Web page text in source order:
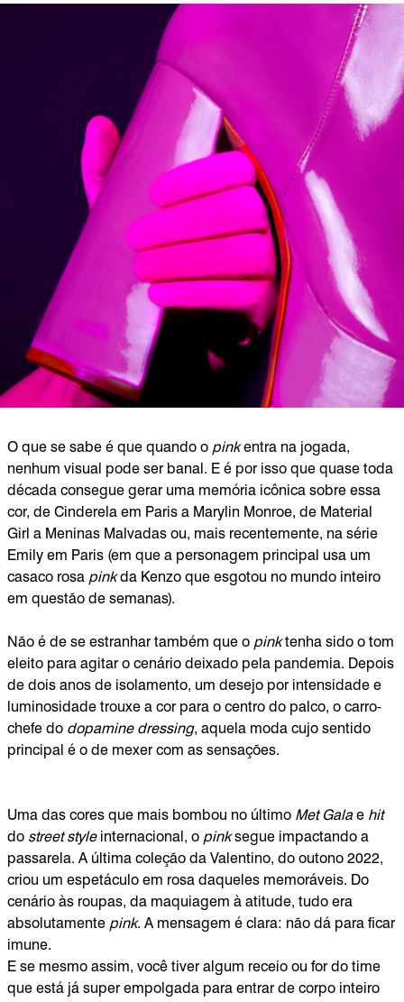
O que se sabe é que quando o pinkentra na jogada,
nenhum visual pode ser banal. E é por isso que quase toda
década consegue gerar uma memória icônica sobre essa
cor, de Cinderela em Paris a Marylin Monroe, de Material
Girl a Meninas Malvadas ou, mais recentemente, na série
Emily em Paris (em que a personagem principal usa um
casaco rosa pinkda Kenzo que esgotou no mundo inteiro
em questão de semanas).
Não é de se estranhar também que o pinktenha sido o tom
eleito para agitar o cenário deixado pela pandemia. Depois
de dois anos de isolamento, um desejo por intensidade e
luminosidade trouxe a cor para o centro do palco, o carro-
chefe do dopamine dressing, aquela moda cujo sentido
principal é o de mexer com as sensações.
Uma das cores que mais bombou no último Met Galae hit
do street styleinternacional, o pinksegue impactando a
passarela. A última coleção da Valentino, do outono 2022,
criou um espetáculo em rosa daqueles memoráveis. Do
cenário às roupas, da maquiagem à atitude, tudo era
absolutamente pink. A mensagem é clara: não dá para ficar
imune.
E se mesmo assim, você tiver algum receio ou for do time
que está já super empolgada para entrar de corpo inteiro